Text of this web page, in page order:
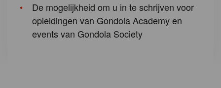
De mogelijkheid om u in te schrijven voor
opleidingen van Gondola Academy en
events van Gondola Society